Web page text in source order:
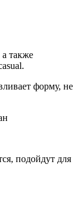
а также
форму, не
подойдут для